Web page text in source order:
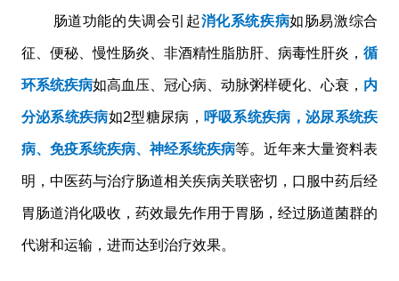
肠道功能的失调会引起消化系统疾病如肠易激综合
征、便秘、慢性肠炎、非酒精性脂肪肝、病毒性肝炎，循
环系统疾病如高血压、冠心病、动脉粥样硬化、心衰， 内
分泌系统疾病如2型糖尿病， 呼吸系统疾病，泌尿系统疾
病、免疫系统疾病、神经系统疾病等。近年来大量资料表
明，中医药与治疗肠道相关疾病关联密切，口服中药后经
胃肠道消化吸收，药效最先作用于胃肠，经过肠道菌群的
代谢和运输，进而达到治疗效果。